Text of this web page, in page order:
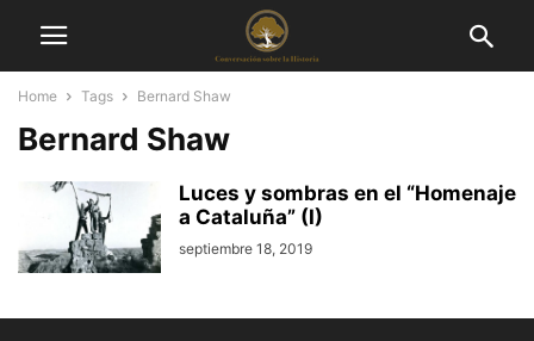
Home Tags Bernard Shaw
Bernard Shaw
Luces y sombras en el “Homenaje
a Cataluña” (I)
septiembre 18, 2019